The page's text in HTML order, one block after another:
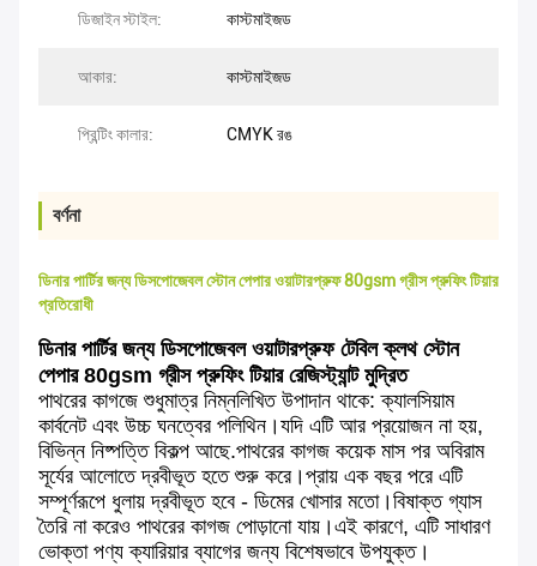
ডিজাইন স্টাইল: কাস্টমাইজড
আকার: কাস্টমাইজড
প্রিন্টিং কালার: CMYK রঙ
বর্ণনা
ডিনার পার্টির জন্য ডিসপোজেবল স্টোন পেপার ওয়াটারপ্রুফ 80gsm গ্রীস প্রুফিং টিয়ার
প্রতিরোধী
ডিনার পার্টির জন্য ডিসপোজেবল ওয়াটারপ্রুফ টেবিল ক্লথ স্টোন
পেপার 80gsm গ্রীস প্রুফিং টিয়ার রেজিস্ট্যান্ট মুদ্রিত
পাথরের কাগজে শুধুমাত্র নিম্নলিখিত উপাদান থাকে: ক্যালসিয়াম
কার্বনেট এবং উচ্চ ঘনত্বের পলিথিন।যদি এটি আর প্রয়োজন না হয়,
বিভিন্ন নিষ্পত্তি বিকল্প আছে.পাথরের কাগজ কয়েক মাস পর অবিরাম
সূর্যের আলোতে দ্রবীভূত হতে শুরু করে।প্রায় এক বছর পরে এটি
সম্পূর্ণরূপে ধুলায় দ্রবীভূত হবে - ডিমের খোসার মতো।বিষাক্ত গ্যাস
তৈরি না করেও পাথরের কাগজ পোড়ানো যায়।এই কারণে, এটি সাধারণ
ভোক্তা পণ্য ক্যারিয়ার ব্যাগের জন্য বিশেষভাবে উপযুক্ত।